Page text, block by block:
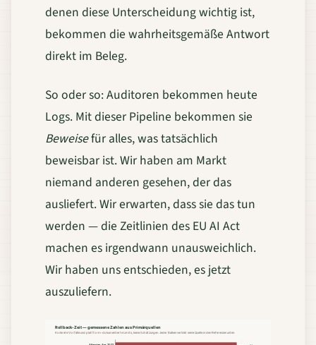
denen diese Unterscheidung wichtig ist,
bekommen die wahrheitsgemäße Antwort
direkt im Beleg.
So oder so: Auditoren bekommen heute
Logs. Mit dieser Pipeline bekommen sie
Beweisefür alles, was tatsächlich
beweisbar ist. Wir haben am Markt
niemand anderen gesehen, der das
ausliefert. Wir erwarten, dass sie das tun
werden — die Zeitlinien des EU AI Act
machen es irgendwann unausweichlich.
Wir haben uns entschieden, es jetzt
auszuliefern.
Rollback-Zeit — gemessene Zahlen aus Primärquellen
Konkrete Vorfälle und plattform-dokumentierte Limits, keine Schätzungen. Jeder Balken verlinkt seine Quelle in den Referenzen unten.
Atlassian, Apr 2022